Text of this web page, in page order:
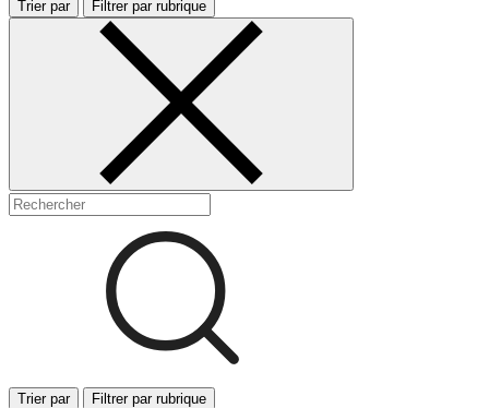
Trier par Filtrer par rubrique
Trier par Filtrer par rubrique